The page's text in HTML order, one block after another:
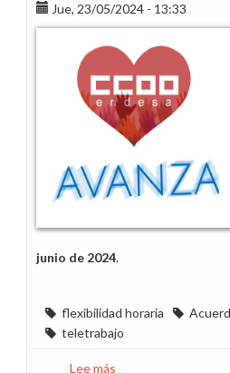
teletrabajo
hasta
el
31
octubre
Jue, 23/05/2024 - 13:33
junio de 2024.
flexibilidad horaria
teletrabajo
Lee más